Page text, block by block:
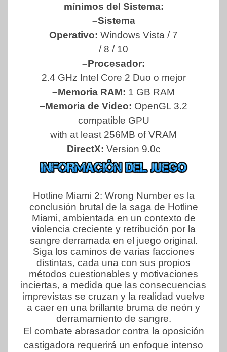
mínimos del Sistema:
–Sistema
Operativo: Windows Vista / 7
/ 8 / 10
–Procesador:
2.4 GHz Intel Core 2 Duo o mejor
–Memoria RAM: 1 GB RAM
–Memoria de Video: OpenGL 3.2
compatible GPU
with at least 256MB of VRAM
DirectX: Version 9.0c
Hotline Miami 2: Wrong Number es la
conclusión brutal de la saga de Hotline
Miami, ambientada en un contexto de
violencia creciente y retribución por la
sangre derramada en el juego original.
Siga los caminos de varias facciones
distintas, cada una con sus propios
métodos cuestionables y motivaciones
inciertas, a medida que las consecuencias
imprevistas se cruzan y la realidad vuelve
a caer en una brillante bruma de neón y
derramamiento de sangre.
El combate abrasador contra la oposición
castigadora requerirá un enfoque intenso